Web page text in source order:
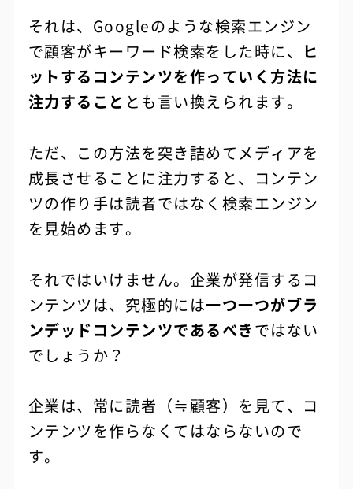
それは、Googleのような検索エンジン
で顧客がキーワード検索をした時に、 ヒ
ットするコンテンツを作っていく方法に
注力すること とも言い換えられます。
ただ、この方法を突き詰めてメディアを
成長させることに注力すると、コンテン
ツの作り手は読者ではなく検索エンジン
を見始めます。
それではいけません。企業が発信するコ
ンテンツは、究極的には一つ一つがブラ
ンデッドコンテンツであるべきではない
でしょうか？
企業は、常に読者（≒顧客）を見て、コ
ンテンツを作らなくてはならないので
す。